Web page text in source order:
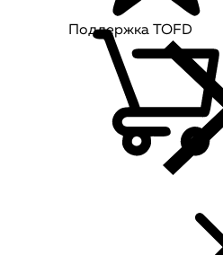
Поддержка TOFD